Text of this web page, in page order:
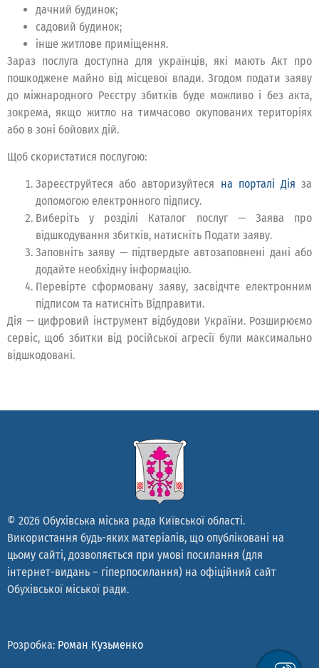
дачний будинок;
садовий будинок;
інше житлове приміщення.
Зараз послуга доступна для українців, які мають Акт про
пошкоджене майно від місцевої влади. Згодом подати заяву
до міжнародного Реєстру збитків буде можливо і без акта,
зокрема, якщо житло на тимчасово окупованих територіях
або в зоні бойових дій.
Щоб скористатися послугою:
Зареєструйтеся або авторизуйтеся на порталі Дія за
допомогою електронного підпису.
Виберіть у розділі Каталог послуг — Заява про
відшкодування збитків, натисніть Подати заяву.
Заповніть заяву — підтвердьте автозаповнені дані або
додайте необхідну інформацію.
Перевірте сформовану заяву, засвідчте електронним
підписом та натисніть Відправити.
Дія — цифровий інструмент відбудови України. Розширюємо
сервіс, щоб збитки від російської агресії були максимально
відшкодовані.
© 2026 Обухівська міська рада Київської області.
Використання будь-яких матеріалів, що опубліковані на
цьому сайті, дозволяється при умові посилання (для
інтернет-видань – гіперпосилання) на офіційний сайт
Обухівської міської ради.
Розробка: Роман Кузьменко